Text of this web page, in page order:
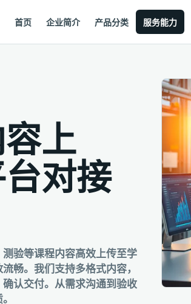
首页 企业简介 产品分类 服务能力
上
对接
验等课程内容高效上传至学
畅。我们支持多格式内容，
认交付。从需求沟通到验收